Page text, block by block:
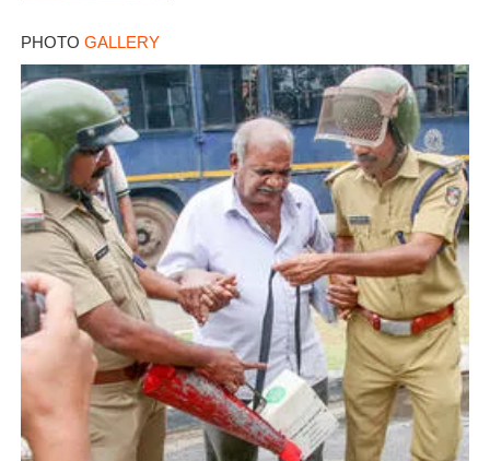
PHOTO GALLERY